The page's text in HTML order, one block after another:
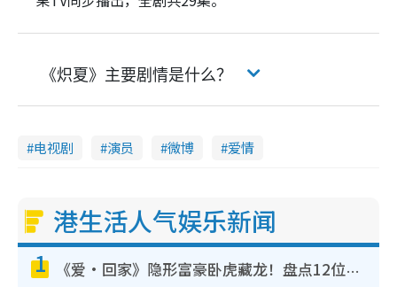
《炽夏》主要剧情是什么？
电视剧 演员 微博 爱情
港生活人气娱乐新闻
1 《爱·回家》隐形富豪卧虎藏龙！盘点12位财气逼人的有钱艺人：这位美女3亿身家不愁做